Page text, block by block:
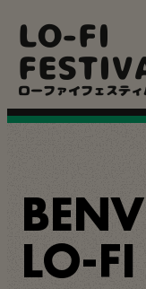
contenuto
principale
LO-FI
ローファイフェスティ
LO-FI